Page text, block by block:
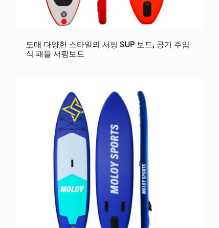
도매 다양한 스타일의 서핑 SUP 보드, 공기 주입
식 패들 서핑보드